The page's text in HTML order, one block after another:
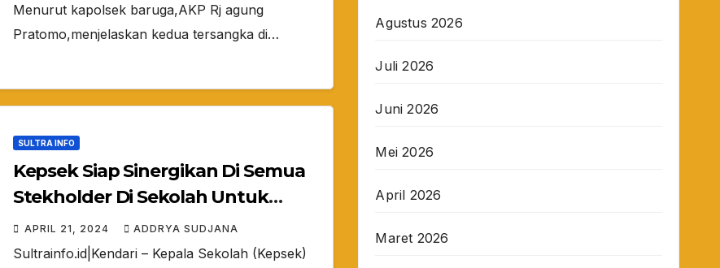
Menurut kapolsek baruga,AKP Rj agung
Pratomo,menjelaskan kedua tersangka di…
SULTRA INFO
Kepsek Siap Sinergikan Di Semua
Stekholder Di Sekolah Untuk
Kembangkan SMAN 9 Kendari
APRIL 21, 2024 ADDRYA SUDJANA
Sultrainfo.id|Kendari – Kepala Sekolah (Kepsek)
Agustus 2026
Juli 2026
Juni 2026
Mei 2026
April 2026
Maret 2026